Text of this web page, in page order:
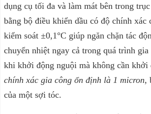
dụng cụ tối đa và làm mát bên trong
bằng bộ điều khiển dầu có độ chính xác
kiểm soát ±0,1°C giúp ngăn chặn tác
chuyển nhiệt ngay cả trong quá trình
khi khởi động nguội mà không cần khởi
chính xác gia công ổn định là 1 micron,
của một sợi tóc.